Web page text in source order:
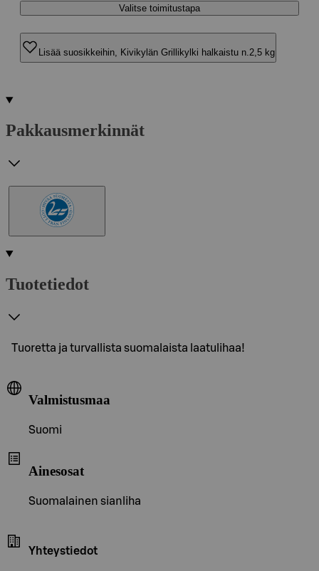
Valitse toimitustapa
Lisää suosikkeihin, Kivikylän Grillikylki halkaistu n.2,5 kg
Pakkausmerkinnät
Tuotetiedot
Tuoretta ja turvallista suomalaista laatulihaa!
Valmistusmaa
Suomi
Ainesosat
Suomalainen sianliha
Yhteystiedot